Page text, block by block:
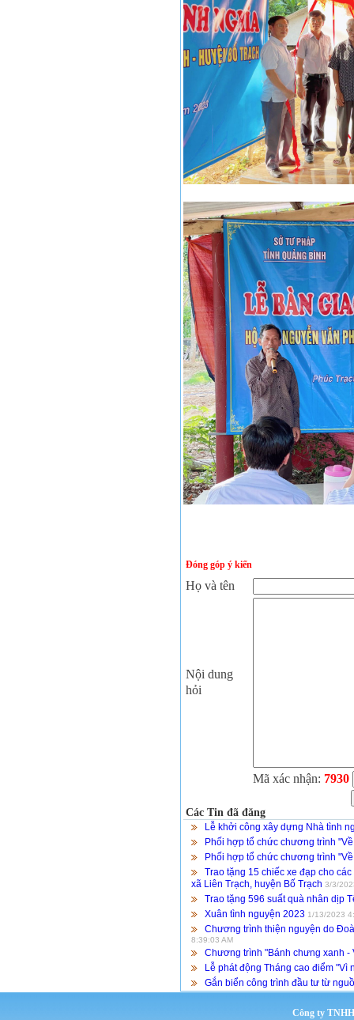
Đóng góp ý kiến
Họ và tên
Nội dung
hỏi
Mã xác nhận: 7930
Các Tin đã đăng
Lễ khởi công xây dựng Nhà tình
Phối hợp tổ chức chương trình
Phối hợp tổ chức chương trình
Trao tặng 15 chiếc xe đạp cho
xã Liên Trạch, huyện Bố Trạch 3/3/
Trao tặng 596 suất quà nhân dịp
Xuân tình nguyện 2023 1/13/2023
Chương trình thiện nguyện do
8:39:03 AM
Chương trình "Bánh chưng xanh -
Lễ phát động Tháng cao điểm "Vì
Gắn biển công trình đầu tư từ
Công ty